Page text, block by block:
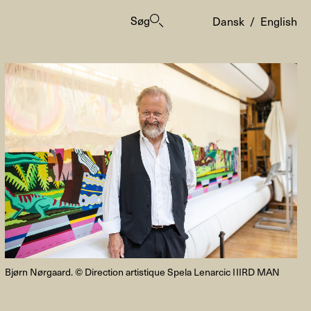
Søg Dansk / English
Bjørn Nørgaard. © Direction artistique Spela Lenarcic IIIRD MAN